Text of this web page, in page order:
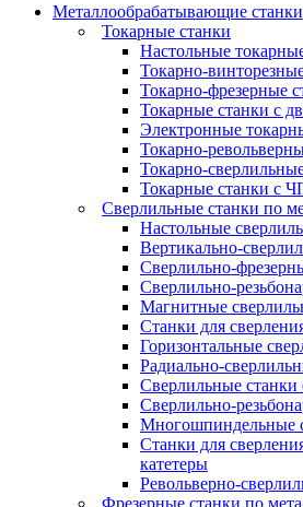
Металлообрабатывающие станки
Токарные станки
Настольные
Токарно-
Токарно-фрезерные
Токарные станки с
Электронные
Токарно-
Токарно-
Токарные станки с
Сверлильные станки по
Настольные
Вертикально-
Сверлильно-
Сверлильно-
Магнитные
Станки для
Горизонтальные
Радиально-
Сверлильные
Сверлильно-
Многошпиндельные
Станки для
катетеры
Револьверно-
Фрезерные станки по